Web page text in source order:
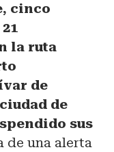
cinco
la ruta
de
de
sus
de una alerta